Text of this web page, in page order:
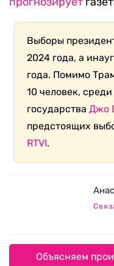
Выборы
2024 года, а
года. Помимо
10 человек,
государстваДжо
предстоящих
RTVI.
Объясняем